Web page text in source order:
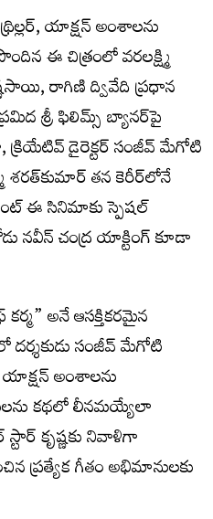
యాక్షన్ అంశాలను
ఈ చిత్రంలో వరలక్ష్మి
రాగిణి ద్వివేది ప్రధాన
శ్రీ ఫిలిమ్స్ బ్యానర్‌పై
డైరెక్టర్ సంజీవ్ మేగోటి
శరత్‌కుమార్ త‌న కెరీర్‌లోనే
ఈ సినిమాకు స్పెష‌ల్
నవీన్ చంద్ర యాక్టింగ్ కూడా
అనే ఆసక్తికరమైన
దర్శకుడు సంజీవ్ మేగోటి
అంశాలను
కథలో లీనమయ్యేలా
కృష్ణకు నివాళిగా
ప్రత్యేక గీతం అభిమానులకు